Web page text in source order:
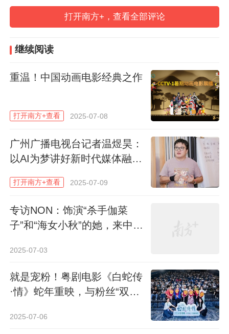
张，离开家一个人在城市生活也难免孤独，
需要一个温暖的动画角色，所以选择了创作
《熊出没》。
在刚刚开始创作时，丁亮和团队也经过很多
摸索，但他坚信，只要自己选择的方向是对
的，好好去创作，会有成功的一天。在取名
大、熊二”，丁亮觉得，总有一天熊大、熊二
的名字会家喻户晓。
丁亮很开心《熊出没》给很多孩子的童年带
来欢乐，这对自己来说是一件善事，做了一
件好的事情。通过《熊出没》的品牌，在创
弟情谊，还有光头强在利益和正义之间的挣
扎和纠结等等，希望通过这些故事，传递给
打开南方+，查看全部评论
继续阅读
重温！中国动画电影经典之作
打开南方+查看 2025-07-08
广州广播电视台记者温煜昊：
以AI为梦讲好新时代媒体融合
打开南方+查看 2025-07-09
专访NON：饰演“杀手伽菜
子”和“海女小秋”的她，来中国
2025-07-03
就是宠粉！粤剧电影《白蛇传
·情》蛇年重映，与粉丝“双向
2025-07-06